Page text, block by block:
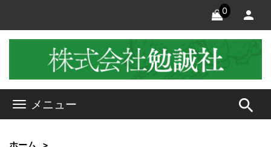
0
メニュー search